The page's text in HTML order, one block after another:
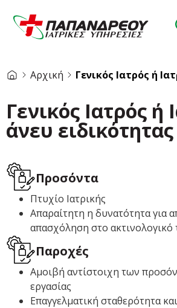
Αρχική Γενικός Ιατρός ή
Γενικός Ιατρός ή
άνευ ειδικότητας
Προσόντα
Πτυχίο Ιατρικής
Απαραίτητη η δυνατότητα για
απασχόληση στο ακτινολογικό
Παροχές
Αμοιβή αντίστοιχη των
εργασίας
Επαγγελματική σταθερότητα